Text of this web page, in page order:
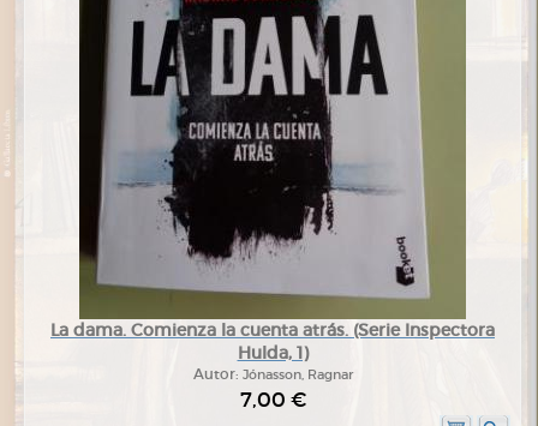
La dama. Comienza la cuenta atrás. (Serie Inspectora
Hulda, 1)
Autor: Jónasson, Ragnar
7,00 €